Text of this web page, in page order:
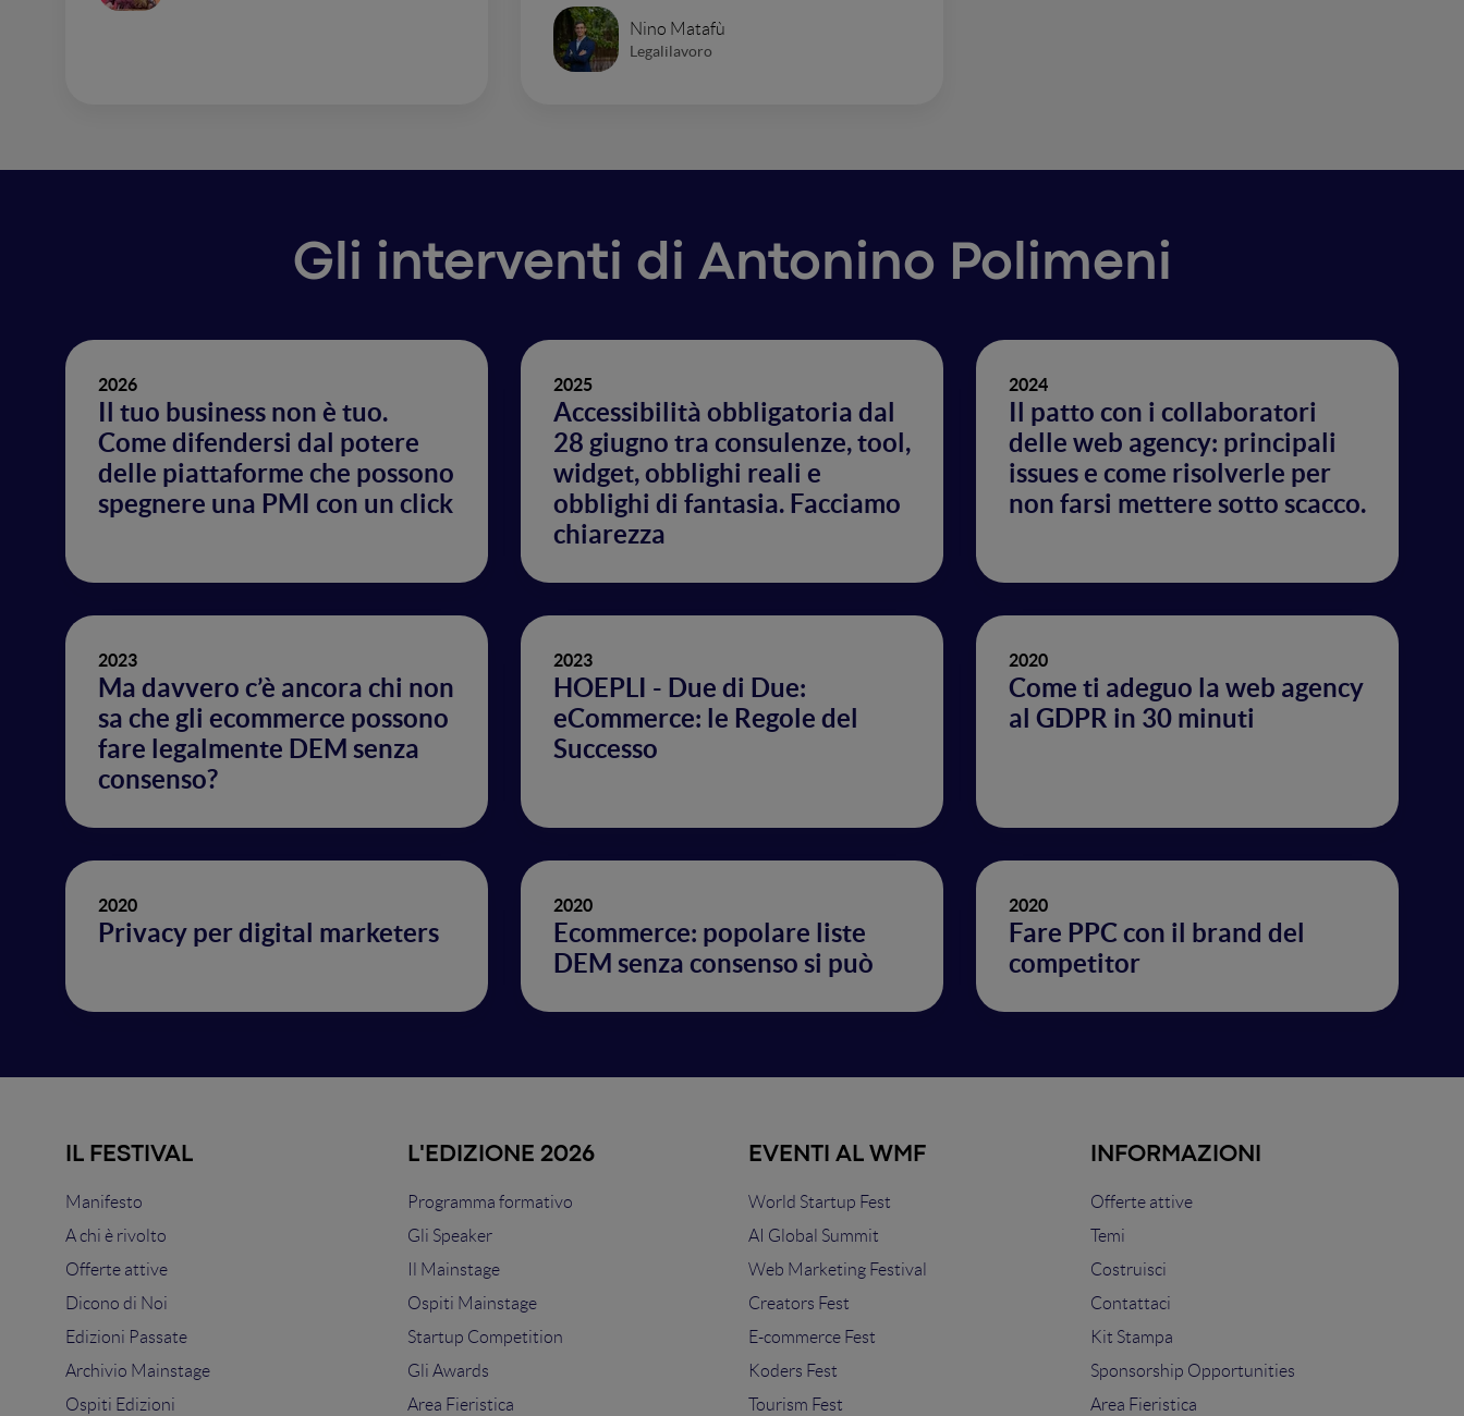
Nino Matafù
Legalilavoro
Gli interventi di Antonino Polimeni
2026
Il tuo business non è tuo.
Come difendersi dal potere
delle piattaforme che possono
spegnere una PMI con un click
2025
Accessibilità obbligatoria dal
28 giugno tra consulenze, tool,
widget, obblighi reali e
obblighi di fantasia. Facciamo
chiarezza
2024
Il patto con i collaboratori
delle web agency: principali
issues e come risolverle per
non farsi mettere sotto scacco.
2023
Ma davvero c’è ancora chi non
sa che gli ecommerce possono
fare legalmente DEM senza
consenso?
2023
HOEPLI - Due di Due:
eCommerce: le Regole del
Successo
2020
Come ti adeguo la web agency
al GDPR in 30 minuti
2020
Privacy per digital marketers
2020
Ecommerce: popolare liste
DEM senza consenso si può
2020
Fare PPC con il brand del
competitor
IL FESTIVAL
Manifesto
A chi è rivolto
Offerte attive
Dicono di Noi
Edizioni Passate
Archivio Mainstage
Ospiti Edizioni
L'EDIZIONE 2026
Programma formativo
Gli Speaker
Il Mainstage
Ospiti Mainstage
Startup Competition
Gli Awards
Area Fieristica
EVENTI AL WMF
World Startup Fest
AI Global Summit
Web Marketing Festival
Creators Fest
E-commerce Fest
Koders Fest
Tourism Fest
INFORMAZIONI
Offerte attive
Temi
Costruisci
Contattaci
Kit Stampa
Sponsorship Opportunities
Area Fieristica